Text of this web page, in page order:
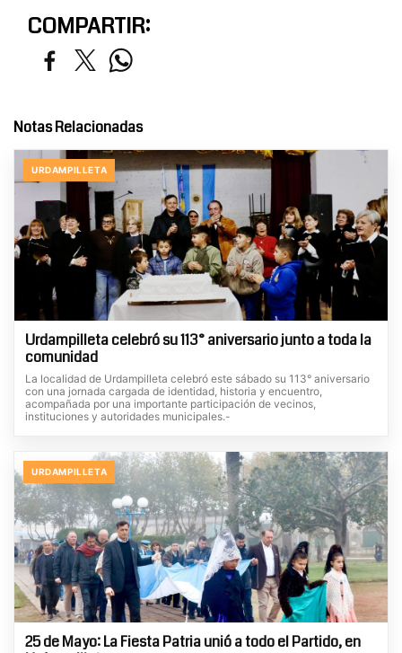
COMPARTIR:
Notas Relacionadas
URDAMPILLETA
Urdampilleta celebró su 113° aniversario junto a toda la
comunidad
La localidad de Urdampilleta celebró este sábado su 113° aniversario
con una jornada cargada de identidad, historia y encuentro,
acompañada por una importante participación de vecinos,
instituciones y autoridades municipales.-
URDAMPILLETA
25 de Mayo: La Fiesta Patria unió a todo el Partido, en